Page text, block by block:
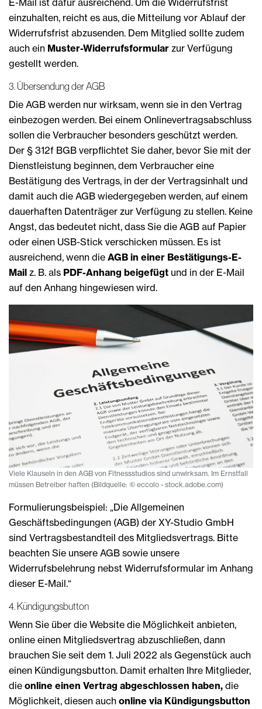
E-Mail ist dafür ausreichend. Um die Widerrufsfrist
einzuhalten, reicht es aus, die Mitteilung vor Ablauf der
Widerrufsfrist abzusenden. Dem Mitglied sollte zudem
auch ein Muster-Widerrufsformular zur Verfügung
gestellt werden.
3. Übersendung der AGB
Die AGB werden nur wirksam, wenn sie in den Vertrag
einbezogen werden. Bei einem Onlinevertragsabschluss
sollen die Verbraucher besonders geschützt werden.
Der § 312f BGB verpflichtet Sie daher, bevor Sie mit der
Dienstleistung beginnen, dem Verbraucher eine
Bestätigung des Vertrags, in der der Vertragsinhalt und
damit auch die AGB wiedergegeben werden, auf einem
dauerhaften Datenträger zur Verfügung zu stellen. Keine
Angst, das bedeutet nicht, dass Sie die AGB auf Papier
oder einen USB-Stick verschicken müssen. Es ist
ausreichend, wenn die AGB in einer Bestätigungs-E-
Mail z. B. als PDF-Anhang beigefügt und in der E-Mail
auf den Anhang hingewiesen wird.
Viele Klauseln in den AGB von Fitnessstudios sind unwirksam. Im Ernstfall
müssen Betreiber haften (Bildquelle: © eccolo - stock.adobe.com)
Formulierungsbeispiel: „Die Allgemeinen
Geschäftsbedingungen (AGB) der XY-Studio GmbH
sind Vertragsbestandteil des Mitgliedsvertrags. Bitte
beachten Sie unsere AGB sowie unsere
Widerrufsbelehrung nebst Widerrufsformular im Anhang
dieser E-Mail.“
4. Kündigungsbutton
Wenn Sie über die Website die Möglichkeit anbieten,
online einen Mitgliedsvertrag abzuschließen, dann
brauchen Sie seit dem 1. Juli 2022 als Gegenstück auch
einen Kündigungsbutton. Damit erhalten Ihre Mitglieder,
die online einen Vertrag abgeschlossen haben, die
Möglichkeit, diesen auch online via Kündigungsbutton